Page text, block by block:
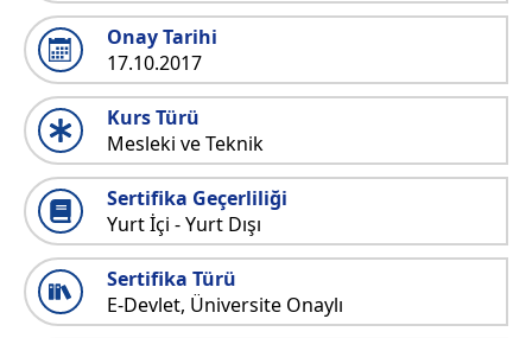
Onay Tarihi
17.10.2017
Kurs Türü
Mesleki ve Teknik
Sertifika Geçerliliği
Yurt İçi - Yurt Dışı
Sertifika Türü
E-Devlet, Üniversite Onaylı